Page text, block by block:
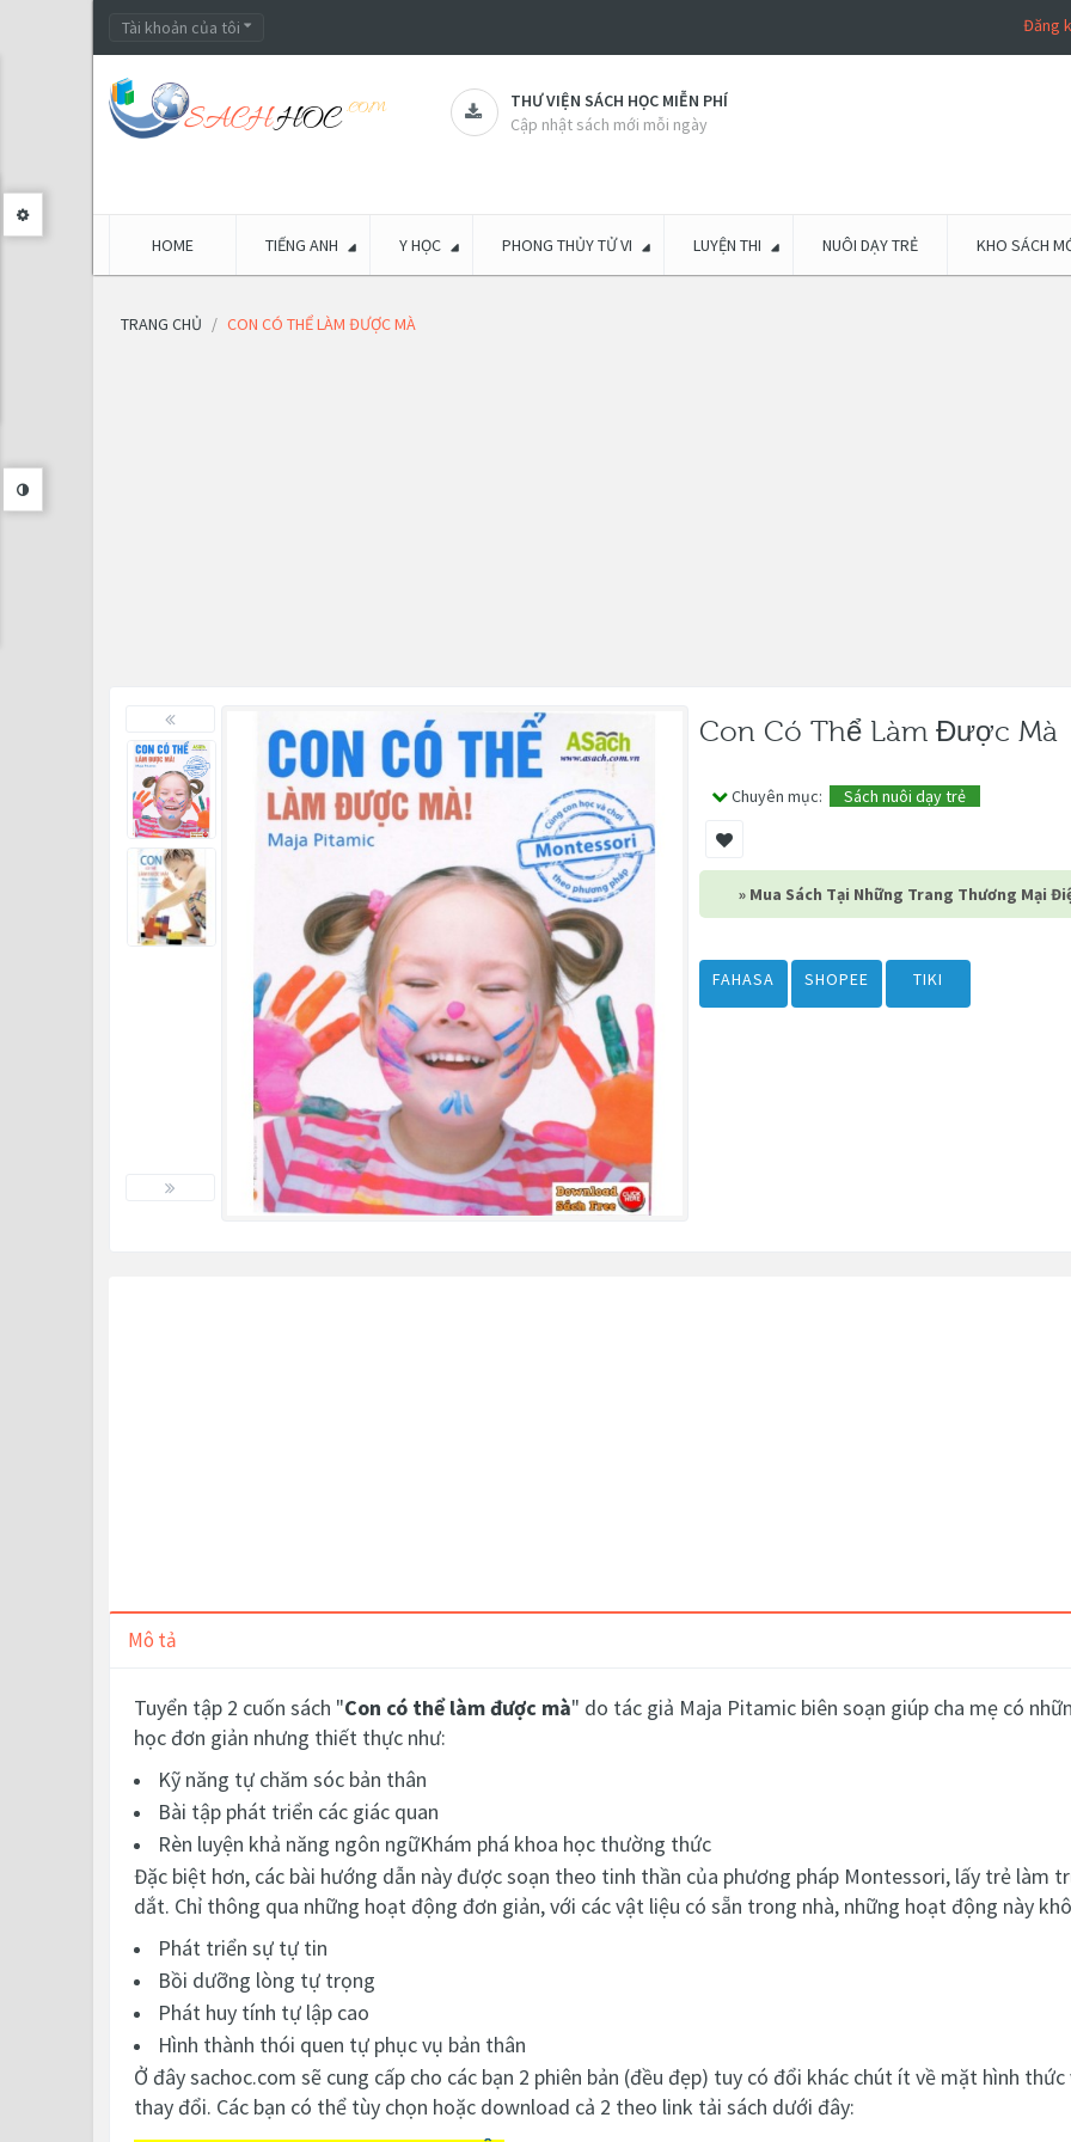
Tài khoản của tôi Đăng
THƯ VIỆN SÁCH HỌC MIỄN PHÍ
Cập nhật sách mới mỗi ngày
HOME TIẾNG ANH Y HỌC PHONG THỦY TỬ VI LUYỆN THI NUÔI DẠY TRẺ KHO SÁCH
TRANG CHỦ CON CÓ THỂ LÀM ĐƯỢC MÀ
Con Có Thể Làm Được Mà
Chuyên mục: Sách nuôi dạy trẻ
» Mua Sách Tại Những Trang Thương Mại
FAHASA SHOPEE TIKI
Mô tả
Tuyển tập 2 cuốn sách "Con có thể làm được mà" do tác giả Maja Pitamic biên soạn giúp cha mẹ có
học đơn giản nhưng thiết thực như:
Kỹ năng tự chăm sóc bản thân
Bài tập phát triển các giác quan
Rèn luyện khả năng ngôn ngữKhám phá khoa học thường thức
Đặc biệt hơn, các bài hướng dẫn này được soạn theo tinh thần của phương pháp Montessori, lấy trẻ làm
dắt. Chỉ thông qua những hoạt động đơn giản, với các vật liệu có sẵn trong nhà, những hoạt động này
Phát triển sự tự tin
Bồi dưỡng lòng tự trọng
Phát huy tính tự lập cao
Hình thành thói quen tự phục vụ bản thân
Ở đây sachoc.com sẽ cung cấp cho các bạn 2 phiên bản (đều đẹp) tuy có đổi khác chút ít về mặt hình
thay đổi. Các bạn có thể tùy chọn hoặc download cả 2 theo link tải sách dưới đây: